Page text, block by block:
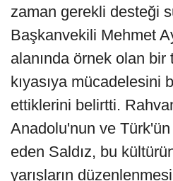
zaman gerekli desteği
Başkanvekili Mehmet
alanında örnek olan bir
kıyasıya mücadelesini
ettiklerini belirtti.
Anadolu'nun ve
eden Saldız, bu
yarışların